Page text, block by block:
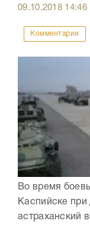
09.10.2018 14:46
Комментарии
Во время
Каспийске при
астраханский